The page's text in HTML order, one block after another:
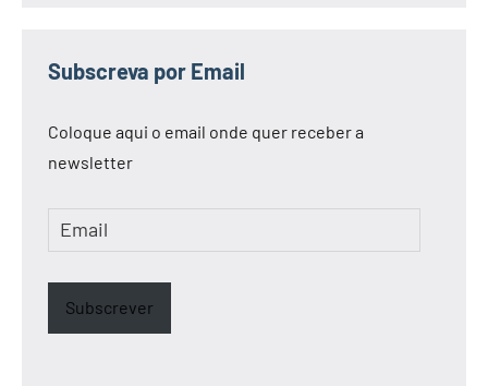
Subscreva por Email
Coloque aqui o email onde quer receber a
newsletter
Email
Subscrever